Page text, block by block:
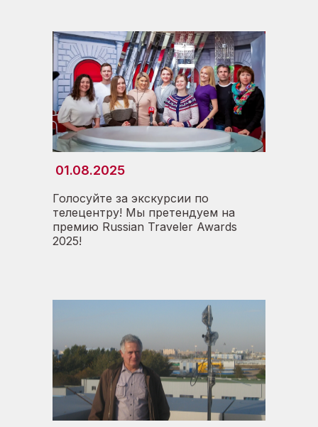
01.08.2025
Голосуйте за экскурсии по
телецентру! Мы претендуем на
премию Russian Traveler Awards
2025!